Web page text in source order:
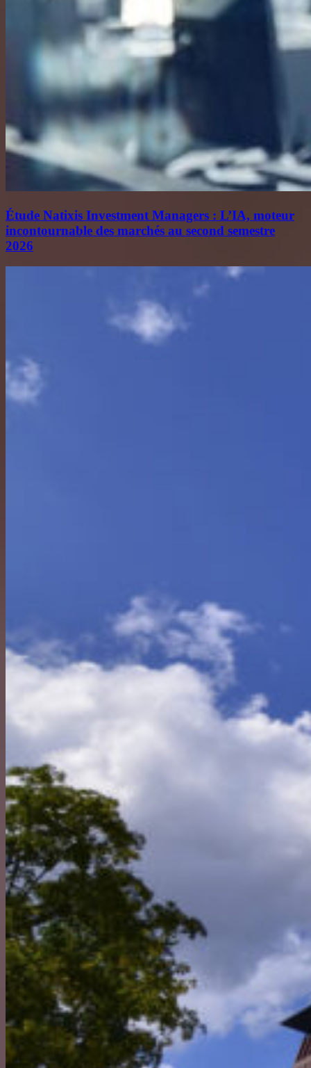
Étude Natixis Investment Managers : L’IA, moteur
incontournable des marchés au second semestre
2026